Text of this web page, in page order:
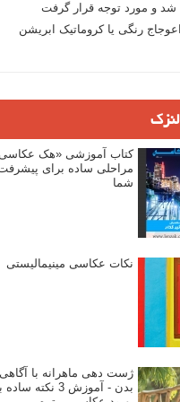
و مورد توجه قرار گرفت
رنگی یا کروماتیک ابریشن
کتاب آموزشی «هک
مراحلی ساده برای
شما
نکات عکاسی مینیمالیستی
ژست دهی ماهرانه با آگاهی
بدن - آموزش 3 نکته